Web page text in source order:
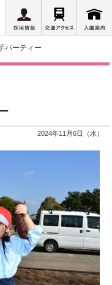
パーティー
2024年11月6日（水）